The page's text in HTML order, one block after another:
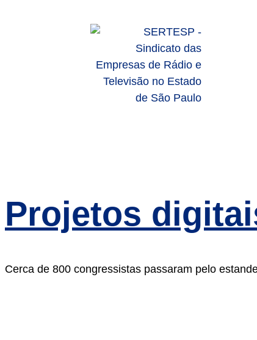
Projetos
Cerca de 800 congressistas passaram pelo